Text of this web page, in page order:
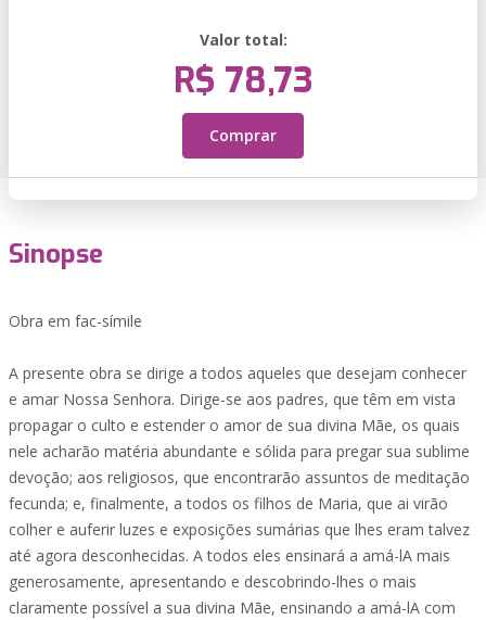
Valor total:
R$ 78,73
Comprar
Sinopse
Obra em fac-símile
A presente obra se dirige a todos aqueles que desejam conhecer
e amar Nossa Senhora. Dirige-se aos padres, que têm em vista
propagar o culto e estender o amor de sua divina Mãe, os quais
nele acharão matéria abundante e sólida para pregar sua sublime
devoção; aos religiosos, que encontrarão assuntos de meditação
fecunda; e, finalmente, a todos os filhos de Maria, que ai virão
colher e auferir luzes e exposições sumárias que lhes eram talvez
até agora desconhecidas. A todos eles ensinará a amá-lA mais
generosamente, apresentando e descobrindo-lhes o mais
claramente possível a sua divina Mãe, ensinando a amá-lA com